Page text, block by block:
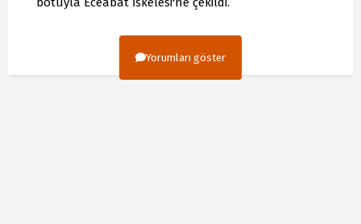
Yorumları göster